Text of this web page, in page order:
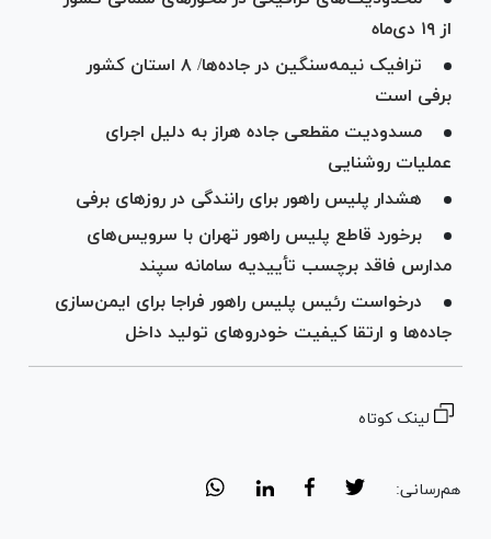
از ۱۹ دی‌ماه
ترافیک نیمه‌سنگین در جاده‌ها/ ۸ استان کشور
برفی است
مسدودیت مقطعی جاده هراز به دلیل اجرای
عملیات روشنایی
هشدار پلیس راهور برای رانندگی در روز‌های برفی
برخورد قاطع پلیس راهور تهران با سرویس‌های
مدارس فاقد برچسب تأییدیه سامانه سپند
درخواست رئیس پلیس راهور فراجا برای ایمن‌سازی
جاده‌ها و ارتقا کیفیت خودروهای تولید داخل
لینک کوتاه
هم‌رسانی: